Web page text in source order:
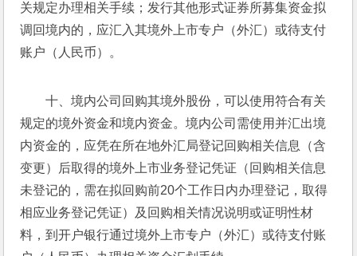
关规定办理相关手续；发行其他形式证券所募集资金拟
调回境内的，应汇入其境外上市专户（外汇）或待支付
账户（人民币）。
十、境内公司回购其境外股份，可以使用符合有关
规定的境外资金和境内资金。境内公司需使用并汇出境
内资金的，应凭在所在地外汇局登记回购相关信息（含
变更）后取得的境外上市业务登记凭证（回购相关信息
未登记的，需在拟回购前20个工作日内办理登记，取得
相应业务登记凭证）及回购相关情况说明或证明性材
料，到开户银行通过境外上市专户（外汇）或待支付账